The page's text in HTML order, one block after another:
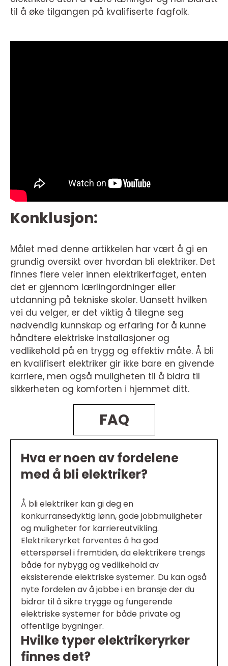
til å øke tilgangen på kvalifiserte fagfolk.
Konklusjon:
Målet med denne artikkelen har vært å gi en
grundig oversikt over hvordan bli elektriker. Det
finnes flere veier innen elektrikerfaget, enten
det er gjennom lærlingordninger eller
utdanning på tekniske skoler. Uansett hvilken
vei du velger, er det viktig å tilegne seg
nødvendig kunnskap og erfaring for å kunne
håndtere elektriske installasjoner og
vedlikehold på en trygg og effektiv måte. Å bli
en kvalifisert elektriker gir ikke bare en givende
karriere, men også muligheten til å bidra til
sikkerheten og komforten i hjemmet ditt.
FAQ
Hva er noen av fordelene
med å bli elektriker?
Å bli elektriker kan gi deg en
konkurransedyktig lønn, gode jobbmuligheter
og muligheter for karriereutvikling.
Elektrikeryrket forventes å ha god
etterspørsel i fremtiden, da elektrikere trengs
både for nybygg og vedlikehold av
eksisterende elektriske systemer. Du kan også
nyte fordelen av å jobbe i en bransje der du
bidrar til å sikre trygge og fungerende
elektriske systemer for både private og
offentlige bygninger.
Hvilke typer elektrikeryrker
finnes det?